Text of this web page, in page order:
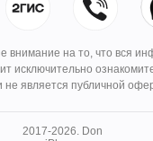
2017-2026. Don
внимание на то, что вся
исключительно
не является публичной